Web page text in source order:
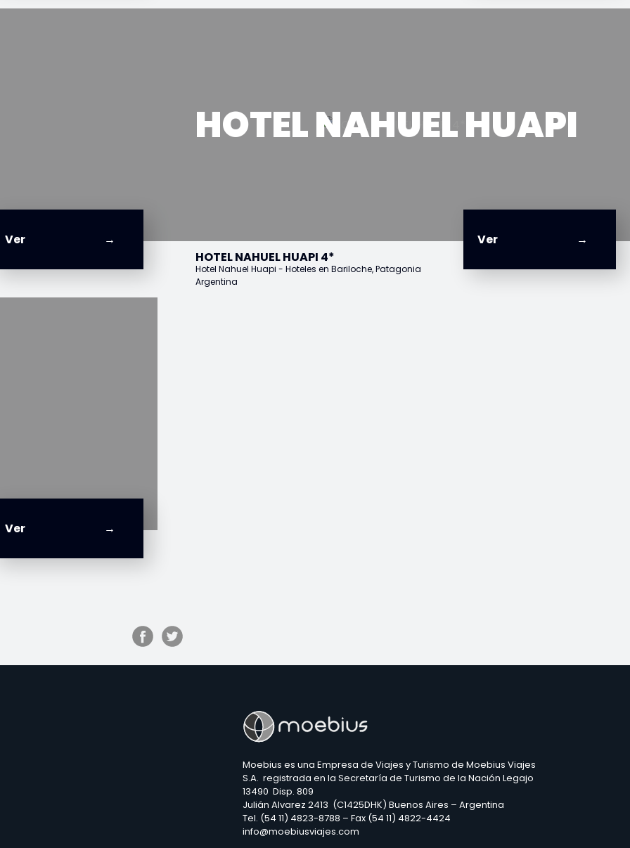
Ver
HOTEL NAHUEL HUAPI
HOTEL NAHUEL HUAPI 4*
Hotel Nahuel Huapi - Hoteles en Bariloche, Patagonia
Argentina
Ver
Ver
Moebius es una Empresa de Viajes y Turismo de Moebius Viajes
S.A. registrada en la Secretaría de Turismo de la Nación Legajo
13490 Disp. 809
Julián Alvarez 2413 (C1425DHK) Buenos Aires – Argentina
Tel. (54 11) 4823-8788 – Fax (54 11) 4822-4424
info@moebiusviajes.com